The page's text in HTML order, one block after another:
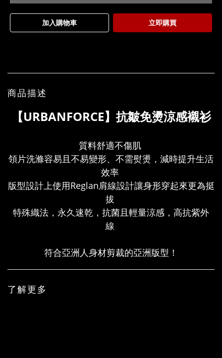
加入購物車 立即購買
商品描述
【URBANFORCE】抗皺免燙涼感襯衫
質料舒適不傷肌
領片洗滌容易且不易變形、不需熨燙，減時提升生活
效率
版型設計上使用Reglan肩線設計讓身形穿起來更為挺
拔
特殊織法，永久速乾，抗菌且輕量涼感，高抗紫外
線
符合亞洲人身材剪裁的亞洲版型！
了解更多